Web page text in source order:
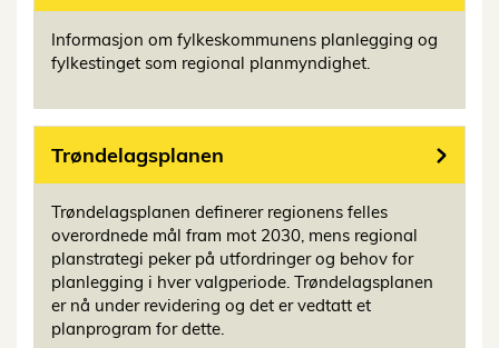
Informasjon om fylkeskommunens planlegging og
fylkestinget som regional planmyndighet.
Trøndelagsplanen
Trøndelagsplanen definerer regionens felles
overordnede mål fram mot 2030, mens regional
planstrategi peker på utfordringer og behov for
planlegging i hver valgperiode. Trøndelagsplanen
er nå under revidering og det er vedtatt et
planprogram for dette.